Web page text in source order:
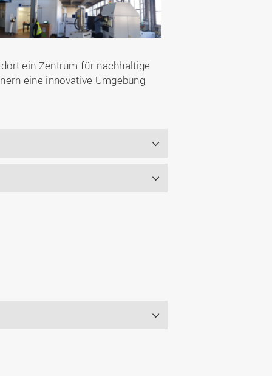
ein Zentrum für nachhaltige
eine innovative Umgebung